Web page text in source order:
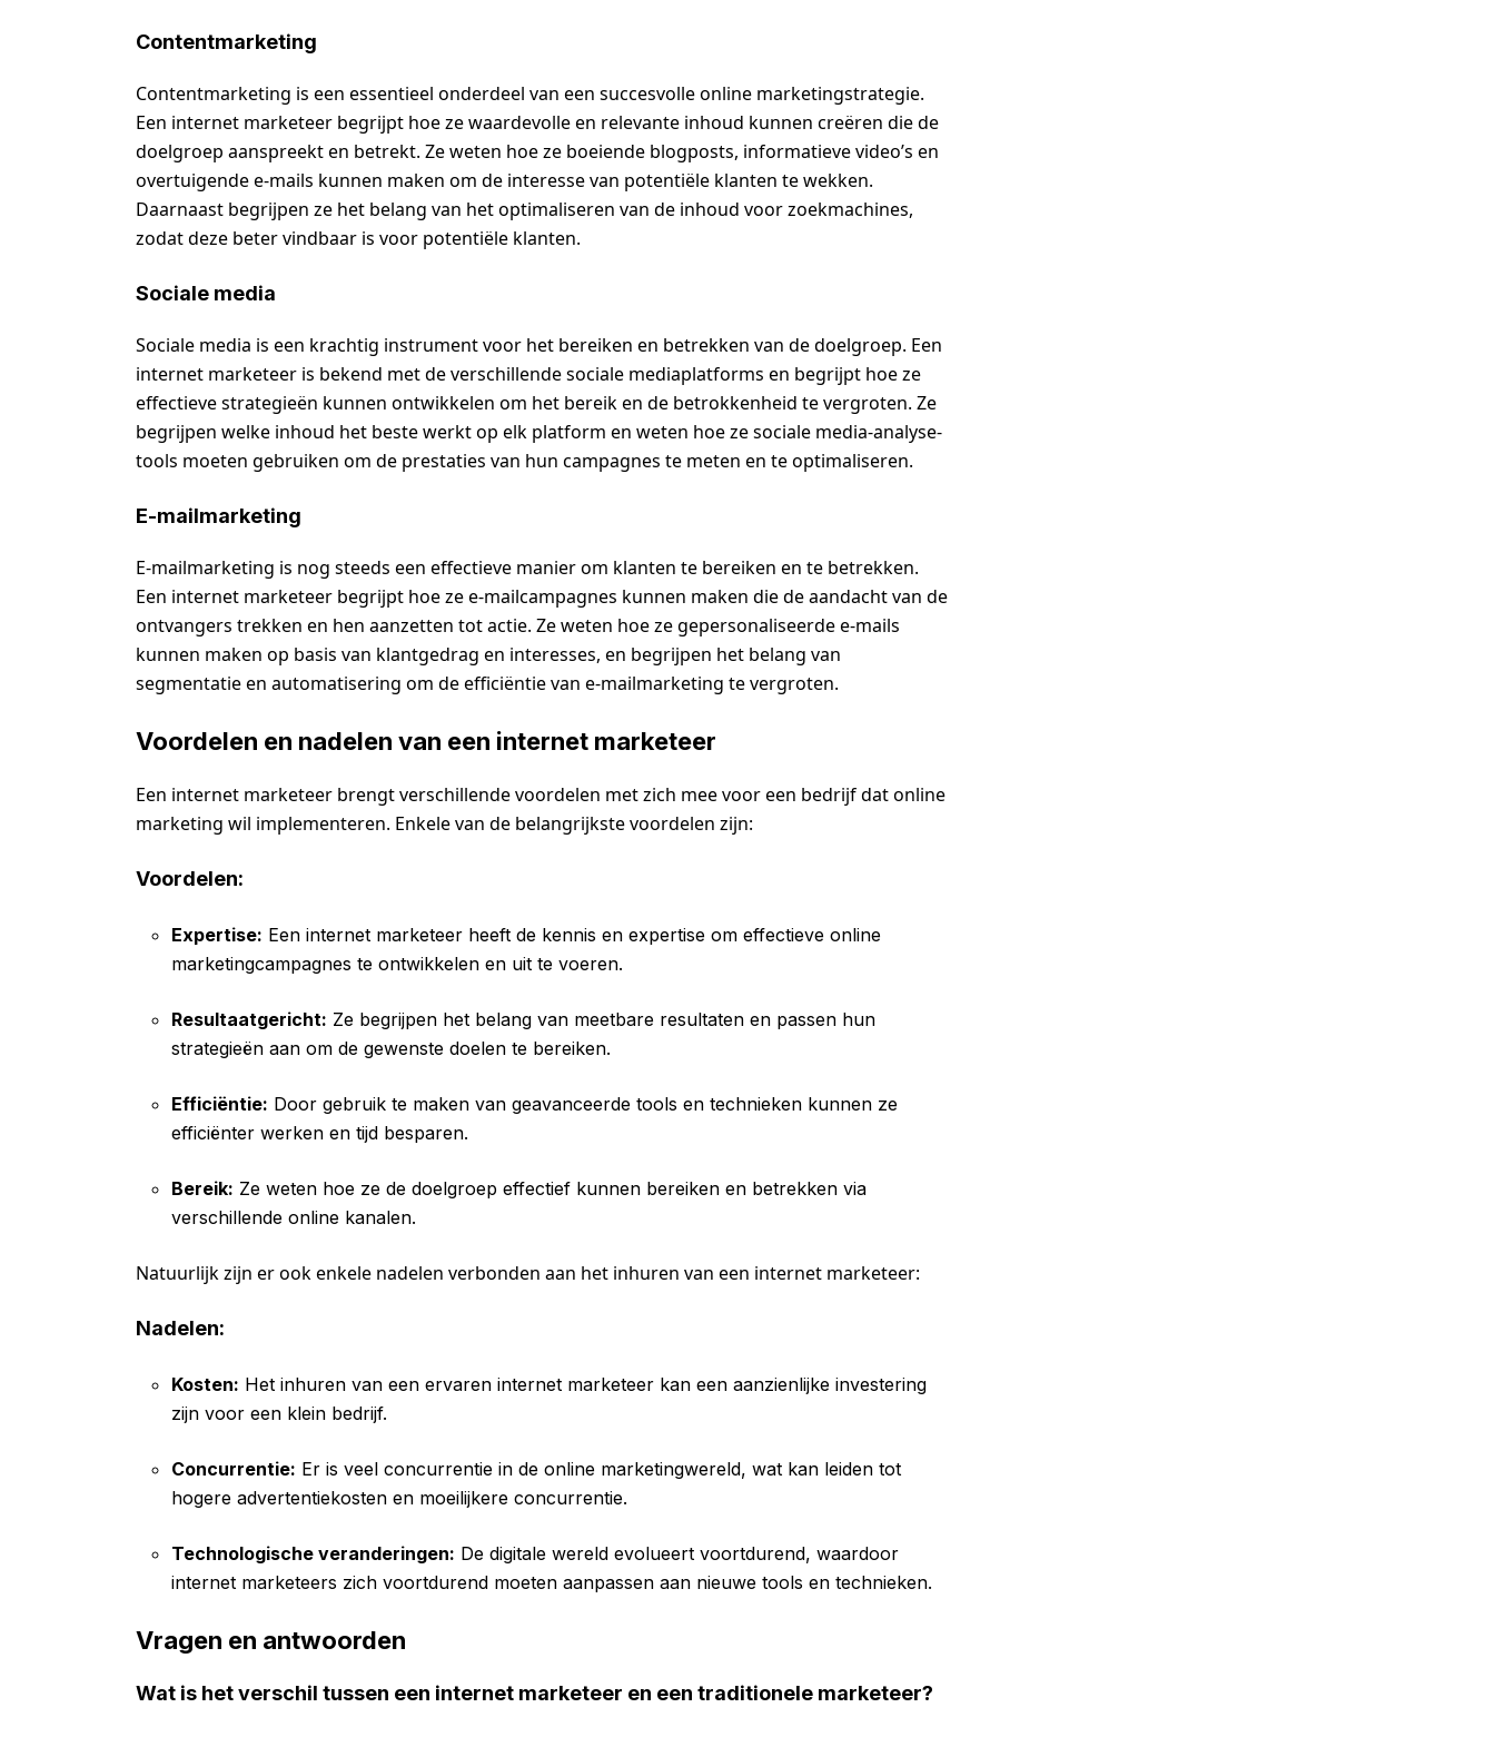
Contentmarketing
Contentmarketing is een essentieel onderdeel van een succesvolle online marketingstrategie.
Een internet marketeer begrijpt hoe ze waardevolle en relevante inhoud kunnen creëren die de
doelgroep aanspreekt en betrekt. Ze weten hoe ze boeiende blogposts, informatieve video’s en
overtuigende e-mails kunnen maken om de interesse van potentiële klanten te wekken.
Daarnaast begrijpen ze het belang van het optimaliseren van de inhoud voor zoekmachines,
zodat deze beter vindbaar is voor potentiële klanten.
Sociale media
Sociale media is een krachtig instrument voor het bereiken en betrekken van de doelgroep. Een
internet marketeer is bekend met de verschillende sociale mediaplatforms en begrijpt hoe ze
effectieve strategieën kunnen ontwikkelen om het bereik en de betrokkenheid te vergroten. Ze
begrijpen welke inhoud het beste werkt op elk platform en weten hoe ze sociale media-analyse-
tools moeten gebruiken om de prestaties van hun campagnes te meten en te optimaliseren.
E-mailmarketing
E-mailmarketing is nog steeds een effectieve manier om klanten te bereiken en te betrekken.
Een internet marketeer begrijpt hoe ze e-mailcampagnes kunnen maken die de aandacht van de
ontvangers trekken en hen aanzetten tot actie. Ze weten hoe ze gepersonaliseerde e-mails
kunnen maken op basis van klantgedrag en interesses, en begrijpen het belang van
segmentatie en automatisering om de efficiëntie van e-mailmarketing te vergroten.
Voordelen en nadelen van een internet marketeer
Een internet marketeer brengt verschillende voordelen met zich mee voor een bedrijf dat online
marketing wil implementeren. Enkele van de belangrijkste voordelen zijn:
Voordelen:
Expertise: Een internet marketeer heeft de kennis en expertise om effectieve online
marketingcampagnes te ontwikkelen en uit te voeren.
Resultaatgericht: Ze begrijpen het belang van meetbare resultaten en passen hun
strategieën aan om de gewenste doelen te bereiken.
Efficiëntie: Door gebruik te maken van geavanceerde tools en technieken kunnen ze
efficiënter werken en tijd besparen.
Bereik: Ze weten hoe ze de doelgroep effectief kunnen bereiken en betrekken via
verschillende online kanalen.
Natuurlijk zijn er ook enkele nadelen verbonden aan het inhuren van een internet marketeer:
Nadelen:
Kosten: Het inhuren van een ervaren internet marketeer kan een aanzienlijke investering
zijn voor een klein bedrijf.
Concurrentie: Er is veel concurrentie in de online marketingwereld, wat kan leiden tot
hogere advertentiekosten en moeilijkere concurrentie.
Technologische veranderingen: De digitale wereld evolueert voortdurend, waardoor
internet marketeers zich voortdurend moeten aanpassen aan nieuwe tools en technieken.
Vragen en antwoorden
Wat is het verschil tussen een internet marketeer en een traditionele marketeer?